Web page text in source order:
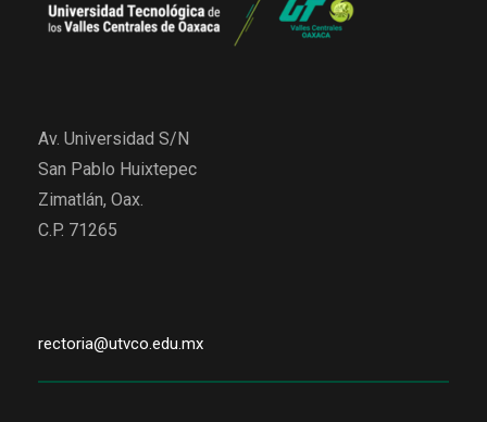
Av. Universidad S/N
San Pablo Huixtepec
Zimatlán, Oax.
C.P. 71265
rectoria@utvco.edu.mx